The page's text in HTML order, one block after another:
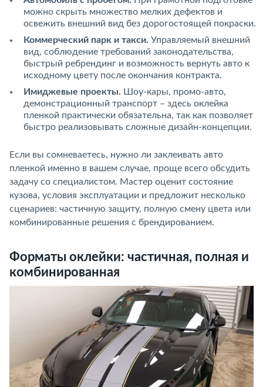
можно скрыть множество мелких дефектов и
освежить внешний вид без дорогостоящей покраски.
Коммерческий парк и такси. Управляемый внешний
вид, соблюдение требований законодательства,
быстрый ребрендинг и возможность вернуть авто к
исходному цвету после окончания контракта.
Имиджевые проекты. Шоу-кары, промо-авто,
демонстрационный транспорт – здесь оклейка
пленкой практически обязательна, так как позволяет
быстро реализовывать сложные дизайн-концепции.
Если вы сомневаетесь, нужно ли заклеивать авто
пленкой именно в вашем случае, проще всего обсудить
задачу со специалистом. Мастер оценит состояние
кузова, условия эксплуатации и предложит несколько
сценариев: частичную защиту, полную смену цвета или
комбинированные решения с брендированием.
Форматы оклейки: частичная, полная и
комбинированная